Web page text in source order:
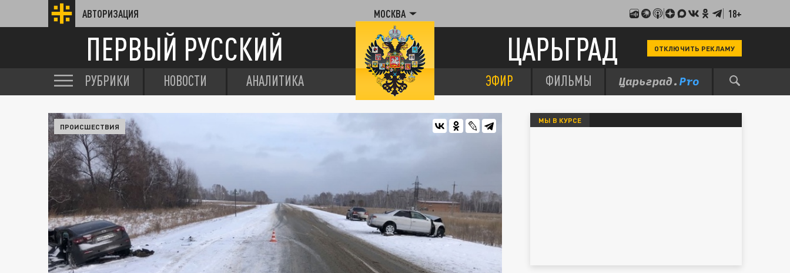
АВТОРИЗАЦИЯ МОСКВА 18+
ПЕРВЫЙ РУССКИЙ ЦАРЬГРАД ОТКЛЮЧИТЬ РЕКЛАМУ
РУБРИКИ НОВОСТИ АНАЛИТИКА ЭФИР ФИЛЬМЫ
ПРОИСШЕСТВИЯ
МЫ В КУРСЕ